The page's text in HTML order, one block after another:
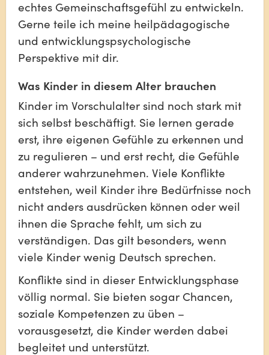
echtes Gemeinschaftsgefühl zu entwickeln.
Gerne teile ich meine heilpädagogische
und entwicklungspsychologische
Perspektive mit dir.
Was Kinder in diesem Alter brauchen
Kinder im Vorschulalter sind noch stark mit
sich selbst beschäftigt. Sie lernen gerade
erst, ihre eigenen Gefühle zu erkennen und
zu regulieren – und erst recht, die Gefühle
anderer wahrzunehmen. Viele Konflikte
entstehen, weil Kinder ihre Bedürfnisse noch
nicht anders ausdrücken können oder weil
ihnen die Sprache fehlt, um sich zu
verständigen. Das gilt besonders, wenn
viele Kinder wenig Deutsch sprechen.
Konflikte sind in dieser Entwicklungsphase
völlig normal. Sie bieten sogar Chancen,
soziale Kompetenzen zu üben –
vorausgesetzt, die Kinder werden dabei
begleitet und unterstützt.